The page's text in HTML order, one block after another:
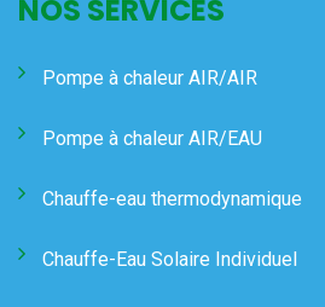
NOS SERVICES
Pompe à chaleur AIR/AIR
Pompe à chaleur AIR/EAU
Chauffe-eau thermodynamique
Chauffe-Eau Solaire Individuel